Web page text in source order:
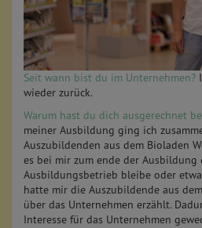
Seit wann bist du im Unternehmen?
wieder zurück.
Warum hast du dich ausgerechnet
meiner Ausbildung ging ich
Auszubildenden aus dem Bioladen
es bei mir zum ende der
Ausbildungsbetrieb bleibe oder
hatte mir die Auszubildende aus
über das Unternehmen erzählt.
Interesse für das Unternehmen